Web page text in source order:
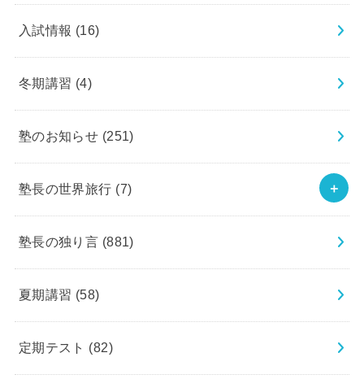
入試情報 (16)
冬期講習 (4)
塾のお知らせ (251)
塾長の世界旅行 (7)
塾長の独り言 (881)
夏期講習 (58)
定期テスト (82)